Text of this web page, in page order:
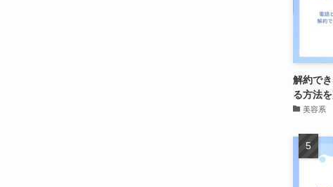
解約で
る方法
美容系